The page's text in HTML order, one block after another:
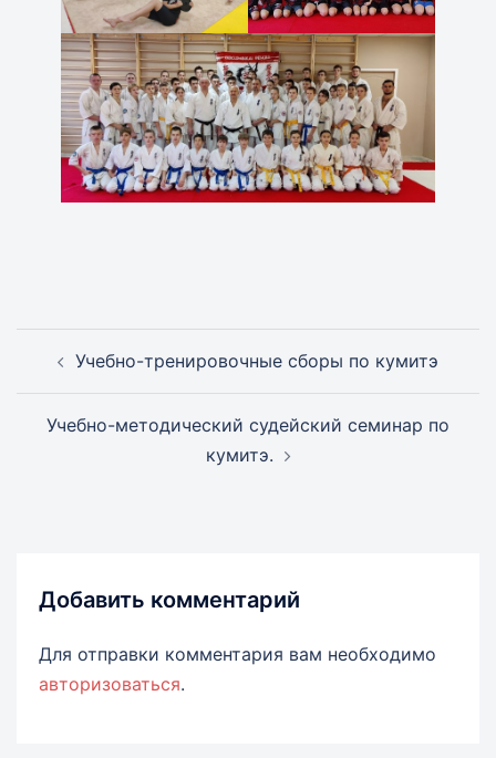
записиУчебно-тренировочные сборы по кумитэ
Учебно-методический судейский семинар по
кумитэ.
Добавить комментарий
Для отправки комментария вам необходимо
авторизоваться.